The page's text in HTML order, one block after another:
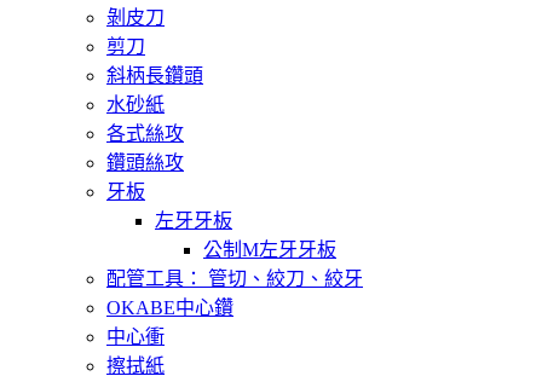
剝皮刀
剪刀
斜柄長鑽頭
水砂紙
各式絲攻
鑽頭絲攻
牙板
左牙牙板
公制M左牙牙板
配管工具： 管切、絞刀、絞牙
OKABE中心鑽
中心衝
擦拭紙